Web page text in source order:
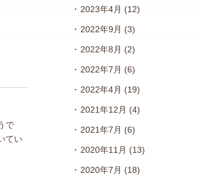
2023年4月 (12)
2022年9月 (3)
2022年8月 (2)
2022年7月 (6)
2022年4月 (19)
2021年12月 (4)
2021年7月 (6)
2020年11月 (13)
2020年7月 (18)
で
てい